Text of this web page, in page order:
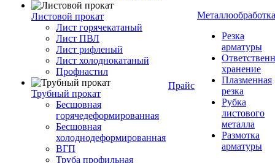
Листовой прокат
Лист горячекатаный
Лист ПВЛ
Лист рифленый
Лист холоднокатаный
Профнастил
Трубный прокат
Бесшовная
горячедеформированная
Бесшовная
холоднодеформированная
ВГП
Труба профильная
Прайс
Металлообработка
Резка
арматуры
хранение
Плазменная
резка
Рубка
листового
металла
Размотка
арматуры